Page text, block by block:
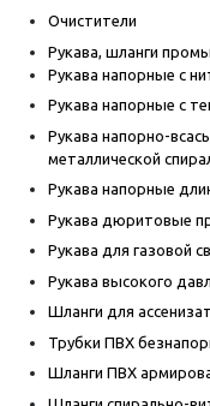
Очистители
Рукава, шланги
Рукава напорные с
Рукава напорные с
Рукава напорно-
металлической
Рукава напорные
Рукава дюритовые
Рукава для газовой
Рукава высокого
Шланги для
Трубки ПВХ
Шланги ПВХ